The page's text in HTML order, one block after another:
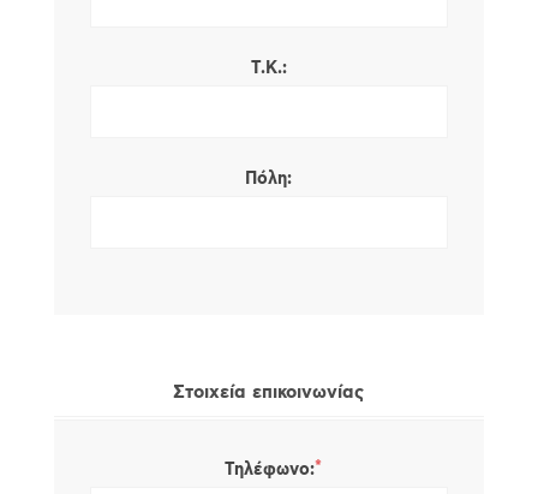
Τ.Κ.:
Πόλη:
Στοιχεία επικοινωνίας
Τηλέφωνο:*